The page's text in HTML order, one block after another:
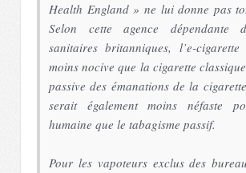
Health England » ne lui donne pas
Selon cette agence dépendante
sanitaires britanniques, l’e-
moins nocive que la cigarette
passive des émanations de la
serait également moins néfaste
humaine que le tabagisme passif.
Pour les vapoteurs exclus des